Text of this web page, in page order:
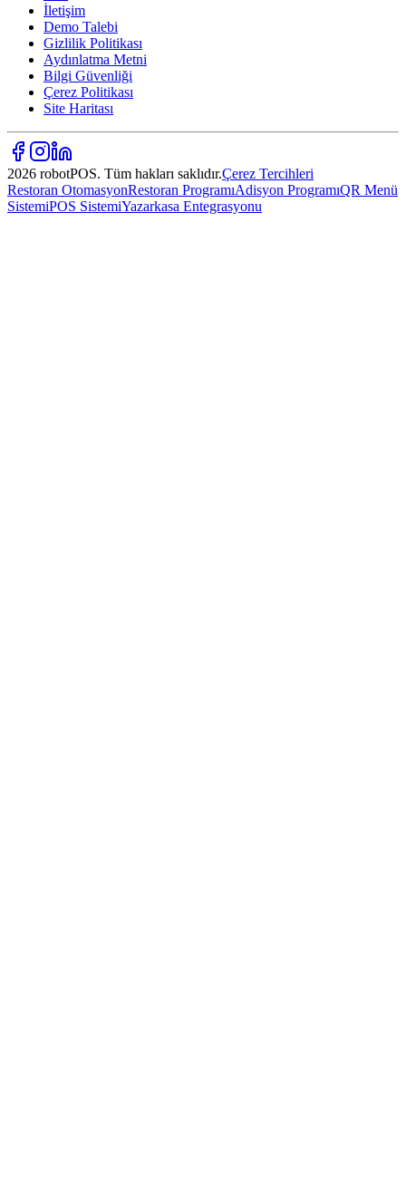
İletişim
Demo Talebi
Gizlilik Politikası
Aydınlatma Metni
Bilgi Güvenliği
Çerez Politikası
Site Haritası
2026 robotPOS. Tüm hakları saklıdır.Çerez Tercihleri
Restoran OtomasyonRestoran ProgramıAdisyon ProgramıQR Menü
SistemiPOS SistemiYazarkasa Entegrasyonu